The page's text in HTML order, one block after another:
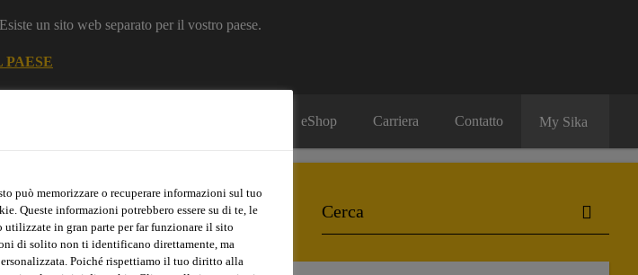
un sito web separato per il vostro paese.
eShop Carriera Contatto My Sika
può memorizzare o recuperare informazioni sul tuo
Queste informazioni potrebbero essere su di te, le
in gran parte per far funzionare il sito
di solito non ti identificano direttamente, ma
Poiché rispettiamo il tuo diritto alla